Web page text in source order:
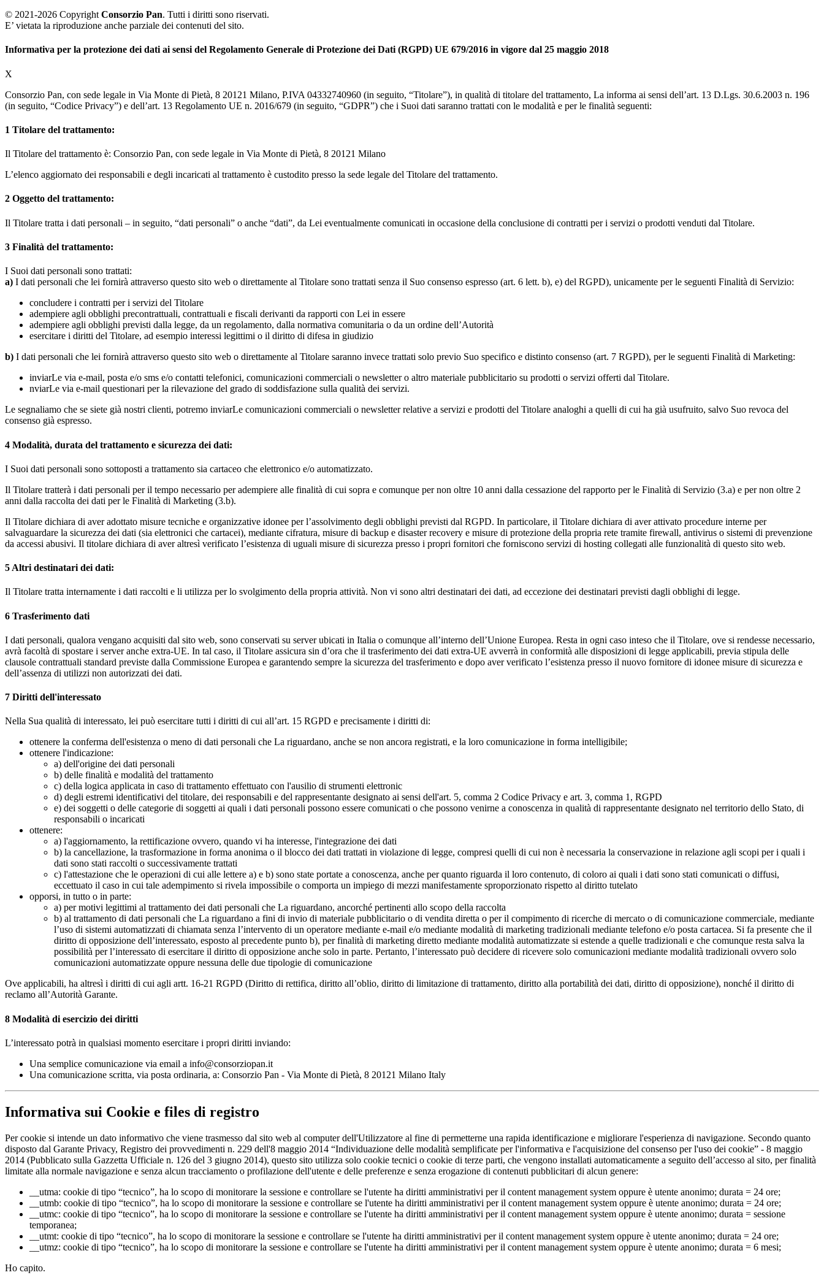
© 2021-2026 Copyright Consorzio Pan. Tutti i diritti sono riservati.
E’ vietata la riproduzione anche parziale dei contenuti del sito.
Informativa per la protezione dei dati ai sensi del Regolamento Generale di Protezione dei Dati (RGPD) UE 679/2016 in vigore dal 25 maggio 2018
X
Consorzio Pan, con sede legale in Via Monte di Pietà, 8 20121 Milano, P.IVA 04332740960 (in seguito, “Titolare”), in qualità di titolare del trattamento, La informa ai sensi dell’art. 13 D.Lgs. 30.6.2003 n. 196
(in seguito, “Codice Privacy”) e dell’art. 13 Regolamento UE n. 2016/679 (in seguito, “GDPR”) che i Suoi dati saranno trattati con le modalità e per le finalità seguenti:
1 Titolare del trattamento:
Il Titolare del trattamento è: Consorzio Pan, con sede legale in Via Monte di Pietà, 8 20121 Milano
L’elenco aggiornato dei responsabili e degli incaricati al trattamento è custodito presso la sede legale del Titolare del trattamento.
2 Oggetto del trattamento:
Il Titolare tratta i dati personali – in seguito, “dati personali” o anche “dati”, da Lei eventualmente comunicati in occasione della conclusione di contratti per i servizi o prodotti venduti dal Titolare.
3 Finalità del trattamento:
I Suoi dati personali sono trattati:
a) I dati personali che lei fornirà attraverso questo sito web o direttamente al Titolare sono trattati senza il Suo consenso espresso (art. 6 lett. b), e) del RGPD), unicamente per le seguenti Finalità di Servizio:
concludere i contratti per i servizi del Titolare
adempiere agli obblighi precontrattuali, contrattuali e fiscali derivanti da rapporti con Lei in essere
adempiere agli obblighi previsti dalla legge, da un regolamento, dalla normativa comunitaria o da un ordine dell’Autorità
esercitare i diritti del Titolare, ad esempio interessi legittimi o il diritto di difesa in giudizio
b) I dati personali che lei fornirà attraverso questo sito web o direttamente al Titolare saranno invece trattati solo previo Suo specifico e distinto consenso (art. 7 RGPD), per le seguenti Finalità di Marketing:
inviarLe via e-mail, posta e/o sms e/o contatti telefonici, comunicazioni commerciali o newsletter o altro materiale pubblicitario su prodotti o servizi offerti dal Titolare.
nviarLe via e-mail questionari per la rilevazione del grado di soddisfazione sulla qualità dei servizi.
Le segnaliamo che se siete già nostri clienti, potremo inviarLe comunicazioni commerciali o newsletter relative a servizi e prodotti del Titolare analoghi a quelli di cui ha già usufruito, salvo Suo revoca del
consenso già espresso.
4 Modalità, durata del trattamento e sicurezza dei dati:
I Suoi dati personali sono sottoposti a trattamento sia cartaceo che elettronico e/o automatizzato.
Il Titolare tratterà i dati personali per il tempo necessario per adempiere alle finalità di cui sopra e comunque per non oltre 10 anni dalla cessazione del rapporto per le Finalità di Servizio (3.a) e per non oltre 2
anni dalla raccolta dei dati per le Finalità di Marketing (3.b).
Il Titolare dichiara di aver adottato misure tecniche e organizzative idonee per l’assolvimento degli obblighi previsti dal RGPD. In particolare, il Titolare dichiara di aver attivato procedure interne per
salvaguardare la sicurezza dei dati (sia elettronici che cartacei), mediante cifratura, misure di backup e disaster recovery e misure di protezione della propria rete tramite firewall, antivirus o sistemi di prevenzione
da accessi abusivi. Il titolare dichiara di aver altresì verificato l’esistenza di uguali misure di sicurezza presso i propri fornitori che forniscono servizi di hosting collegati alle funzionalità di questo sito web.
5 Altri destinatari dei dati:
Il Titolare tratta internamente i dati raccolti e li utilizza per lo svolgimento della propria attività. Non vi sono altri destinatari dei dati, ad eccezione dei destinatari previsti dagli obblighi di legge.
6 Trasferimento dati
I dati personali, qualora vengano acquisiti dal sito web, sono conservati su server ubicati in Italia o comunque all’interno dell’Unione Europea. Resta in ogni caso inteso che il Titolare, ove si rendesse necessario,
avrà facoltà di spostare i server anche extra-UE. In tal caso, il Titolare assicura sin d’ora che il trasferimento dei dati extra-UE avverrà in conformità alle disposizioni di legge applicabili, previa stipula delle
clausole contrattuali standard previste dalla Commissione Europea e garantendo sempre la sicurezza del trasferimento e dopo aver verificato l’esistenza presso il nuovo fornitore di idonee misure di sicurezza e
dell’assenza di utilizzi non autorizzati dei dati.
7 Diritti dell'interessato
Nella Sua qualità di interessato, lei può esercitare tutti i diritti di cui all’art. 15 RGPD e precisamente i diritti di:
ottenere la conferma dell'esistenza o meno di dati personali che La riguardano, anche se non ancora registrati, e la loro comunicazione in forma intelligibile;
ottenere l'indicazione:
a) dell'origine dei dati personali
b) delle finalità e modalità del trattamento
c) della logica applicata in caso di trattamento effettuato con l'ausilio di strumenti elettronic
d) degli estremi identificativi del titolare, dei responsabili e del rappresentante designato ai sensi dell'art. 5, comma 2 Codice Privacy e art. 3, comma 1, RGPD
e) dei soggetti o delle categorie di soggetti ai quali i dati personali possono essere comunicati o che possono venirne a conoscenza in qualità di rappresentante designato nel territorio dello Stato, di
responsabili o incaricati
ottenere:
a) l'aggiornamento, la rettificazione ovvero, quando vi ha interesse, l'integrazione dei dati
b) la cancellazione, la trasformazione in forma anonima o il blocco dei dati trattati in violazione di legge, compresi quelli di cui non è necessaria la conservazione in relazione agli scopi per i quali i
dati sono stati raccolti o successivamente trattati
c) l'attestazione che le operazioni di cui alle lettere a) e b) sono state portate a conoscenza, anche per quanto riguarda il loro contenuto, di coloro ai quali i dati sono stati comunicati o diffusi,
eccettuato il caso in cui tale adempimento si rivela impossibile o comporta un impiego di mezzi manifestamente sproporzionato rispetto al diritto tutelato
opporsi, in tutto o in parte:
a) per motivi legittimi al trattamento dei dati personali che La riguardano, ancorché pertinenti allo scopo della raccolta
b) al trattamento di dati personali che La riguardano a fini di invio di materiale pubblicitario o di vendita diretta o per il compimento di ricerche di mercato o di comunicazione commerciale, mediante
l’uso di sistemi automatizzati di chiamata senza l’intervento di un operatore mediante e-mail e/o mediante modalità di marketing tradizionali mediante telefono e/o posta cartacea. Si fa presente che il
diritto di opposizione dell’interessato, esposto al precedente punto b), per finalità di marketing diretto mediante modalità automatizzate si estende a quelle tradizionali e che comunque resta salva la
possibilità per l’interessato di esercitare il diritto di opposizione anche solo in parte. Pertanto, l’interessato può decidere di ricevere solo comunicazioni mediante modalità tradizionali ovvero solo
comunicazioni automatizzate oppure nessuna delle due tipologie di comunicazione
Ove applicabili, ha altresì i diritti di cui agli artt. 16-21 RGPD (Diritto di rettifica, diritto all’oblio, diritto di limitazione di trattamento, diritto alla portabilità dei dati, diritto di opposizione), nonché il diritto di
reclamo all’Autorità Garante.
8 Modalità di esercizio dei diritti
L’interessato potrà in qualsiasi momento esercitare i propri diritti inviando:
Una semplice comunicazione via email a info@consorziopan.it
Una comunicazione scritta, via posta ordinaria, a: Consorzio Pan - Via Monte di Pietà, 8 20121 Milano Italy
Informativa sui Cookie e files di registro
Per cookie si intende un dato informativo che viene trasmesso dal sito web al computer dell'Utilizzatore al fine di permetterne una rapida identificazione e migliorare l'esperienza di navigazione. Secondo quanto
disposto dal Garante Privacy, Registro dei provvedimenti n. 229 dell'8 maggio 2014 “Individuazione delle modalità semplificate per l'informativa e l'acquisizione del consenso per l'uso dei cookie” - 8 maggio
2014 (Pubblicato sulla Gazzetta Ufficiale n. 126 del 3 giugno 2014), questo sito utilizza solo cookie tecnici o cookie di terze parti, che vengono installati automaticamente a seguito dell’accesso al sito, per finalità
limitate alla normale navigazione e senza alcun tracciamento o profilazione dell'utente e delle preferenze e senza erogazione di contenuti pubblicitari di alcun genere:
__utma: cookie di tipo “tecnico”, ha lo scopo di monitorare la sessione e controllare se l'utente ha diritti amministrativi per il content management system oppure è utente anonimo; durata = 24 ore;
__utmb: cookie di tipo “tecnico”, ha lo scopo di monitorare la sessione e controllare se l'utente ha diritti amministrativi per il content management system oppure è utente anonimo; durata = 24 ore;
__utmc: cookie di tipo “tecnico”, ha lo scopo di monitorare la sessione e controllare se l'utente ha diritti amministrativi per il content management system oppure è utente anonimo; durata = sessione
temporanea;
__utmt: cookie di tipo “tecnico”, ha lo scopo di monitorare la sessione e controllare se l'utente ha diritti amministrativi per il content management system oppure è utente anonimo; durata = 24 ore;
__utmz: cookie di tipo “tecnico”, ha lo scopo di monitorare la sessione e controllare se l'utente ha diritti amministrativi per il content management system oppure è utente anonimo; durata = 6 mesi;
Ho capito.